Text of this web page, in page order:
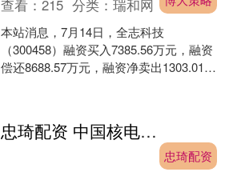
查看：215 分类：瑞和网
本站消息，7月14日，全志科技
（300458）融资买入7385.56万元，融资
偿还8688.57万元，融资净卖出1303.01万
忠琦配资 中国核电：7月14日融券卖出29万股，融资融券余额1751亿元
忠琦配资